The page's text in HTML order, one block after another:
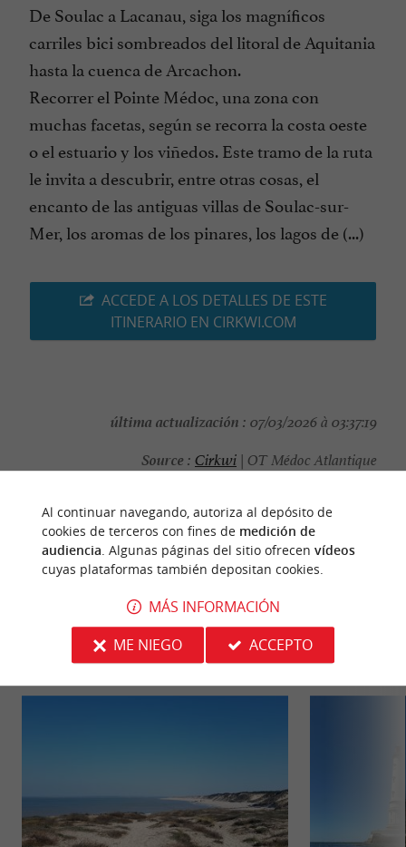
De Soulac a Lacanau, siga los magníficos
carriles bici sombreados del litoral de Aquitania
hasta la cuenca de Arcachon.
Recorrer el Pointe Médoc, una zona con
muchas facetas, según se recorra la costa oeste
o el estuario y los viñedos. Este tramo de la ruta
le invita a descubrir, entre otras cosas, el
encanto de las antiguas villas de Soulac-sur-
Mer, los aromas de los pinares, los lagos de (...)
ACCEDE A LOS DETALLES DE ESTE
ITINERARIO EN CIRKWI.COM
última actualización : 07/03/2026 à 03:37:19
Source : Cirkwi | OT Médoc Atlantique
PARA DESCUBRIRALREDEDOR
Descubrir Información Alojamiento
Al continuar navegando, autoriza al depósito de
cookies de terceros con fines de medición de
audiencia . Algunas páginas del sitio ofrecen vídeos
cuyas plataformas también depositan cookies.
MÁS INFORMACIÓN
ME NIEGO
ACCEPTO